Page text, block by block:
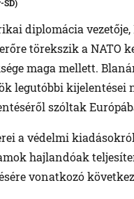
diplomácia
törekszik a NATO
maga mellett.
legutóbbi kijelentései
szóltak
a védelmi
hajlandóak
vonatkozó